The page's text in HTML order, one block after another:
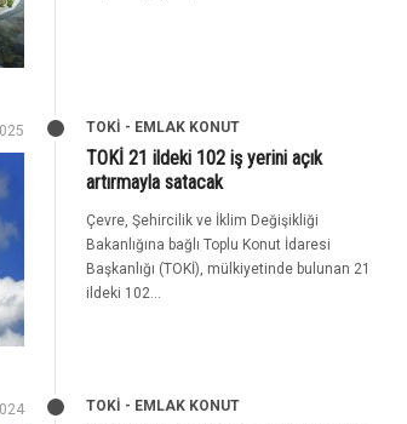
TOKİ - EMLAK KONUT
TOKİ 21 ildeki 102 iş yerini açık
artırmayla satacak
Çevre, Şehircilik ve İklim Değişikliği
Bakanlığına bağlı Toplu Konut İdaresi
Başkanlığı (TOKİ), mülkiyetinde bulunan 21
ildeki 102...
TOKİ - EMLAK KONUT